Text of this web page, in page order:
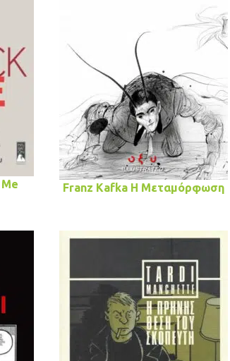
Franz Kafka Η Μεταμόρφωση